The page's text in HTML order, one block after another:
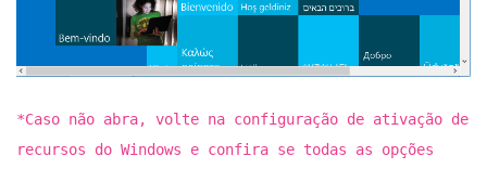
*Caso não abra, volte na configuração de ativação de
recursos do Windows e confira se todas as opções